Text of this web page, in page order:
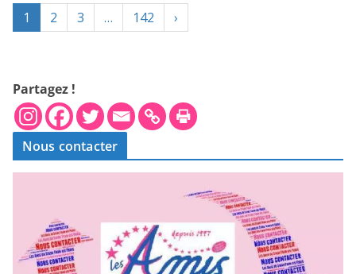
1 2 3 … 142 ›
Partagez !
Nous contacter